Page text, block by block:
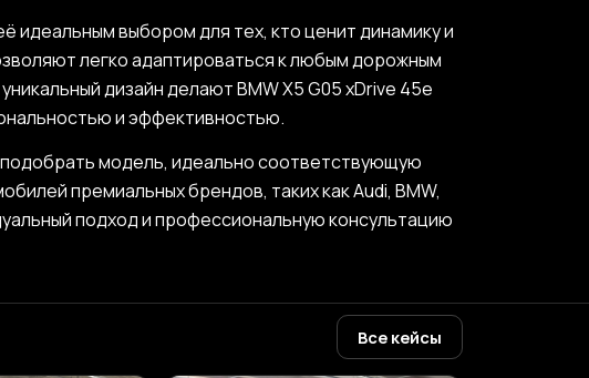
выбором для тех, кто ценит динамику и
легко адаптироваться к любым дорожным
дизайн делают BMW X5 G05 xDrive 45e
и эффективностью.
модель, идеально соответствующую
премиальных брендов, таких как Audi, BMW,
подход и профессиональную консультацию
Все кейсы